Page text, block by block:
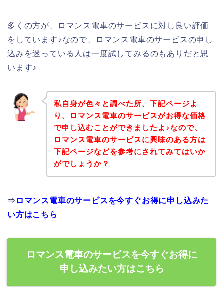
多くの方が、ロマンス電車のサービスに対し良い評価
をしています♪なので、ロマンス電車のサービスの申し
込みを迷っている人は一度試してみるのもありだと思
います♪
私自身が色々と調べた所、下記ページよ
り、ロマンス電車のサービスがお得な価格
で申し込むことができましたよ♪なので、
ロマンス電車のサービスに興味のある方は
下記ページなどを参考にされてみてはいか
がでしょうか？
⇒ ロマンス電車のサービスを今すぐお得に申し込みた
い方はこちら
ロマンス電車のサービスを今すぐお得に
申し込みたい方はこちら